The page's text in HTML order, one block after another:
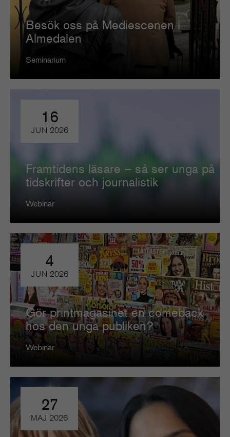
Besök oss på Mediescenen i
Almedalen
Seminarium
16
JUN 2026
Framtidens läsare – så ser unga på
tidskrifter och journalistik
Webinar
4
JUN 2026
Gör printmagasinet en comeback
hos den unga publiken?
Webinar
27
MAJ 2026